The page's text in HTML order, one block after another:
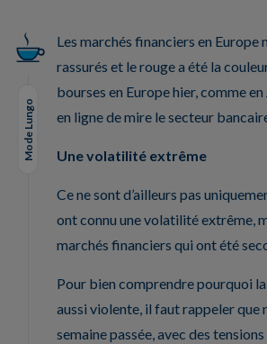
Mode Lungo
Les marchés financiers en Europe
rassurés et le rouge a été la
bourses en Europe hier, comme
en ligne de mire le secteur
Une volatilité extrême
Ce ne sont d’ailleurs pas
ont connu une volatilité extrême,
marchés financiers qui ont été
Pour bien comprendre pourquoi
aussi violente, il faut rappeler que
semaine passée, avec des